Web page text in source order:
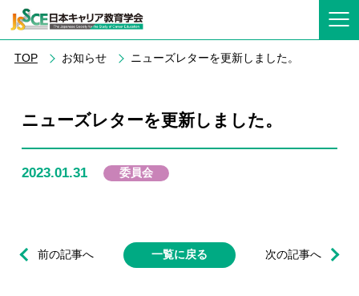
TOP お知らせ ニューズレターを更新しました。
ニューズレターを更新しました。
2023.01.31 委員会
前の記事へ 次の記事へ
一覧に戻る